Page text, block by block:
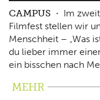
CAMPUS
Im
Filmfest stellen wir
Menschheit – „Was
du lieber immer
ein bisschen nach
MEHR